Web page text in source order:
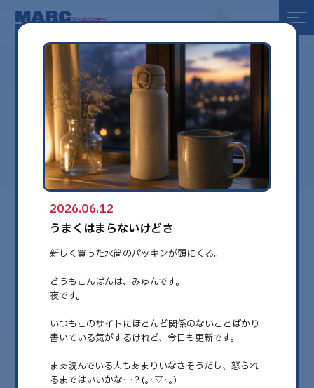
全て
美容
環境
globe
2026.06.12
うまくはまらないけどさ
新しく買った水筒のパッキンが頭にくる。
どうもこんばんは、みゅんです。
夜です。
いつもこのサイトにほとんど関係のないことばかり
書いている気がするけれど、今日も更新です。
まあ読んでいる人もあまりいなさそうだし、怒られ
るまではいいかな…？(｡･▽･｡)